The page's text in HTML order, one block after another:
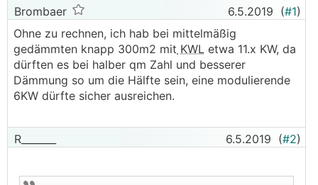
Brombaer 6.5.2019 (#1)
Ohne zu rechnen, ich hab bei mittelmäßig
gedämmten knapp 300m2 mit KWL etwa 11.x KW, da
dürften es bei halber qm Zahl und besserer
Dämmung so um die Hälfte sein, eine modulierende
6KW dürfte sicher ausreichen.
R_______ 6.5.2019 (#2)